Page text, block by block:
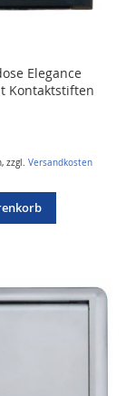
Elegance
Kontaktstiften
,zzgl.Versandkosten